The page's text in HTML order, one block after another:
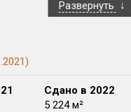
Развернуть
Сдано в 2022
5 224 м²